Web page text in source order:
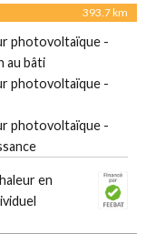
393.7 km
photovoltaïque -
au bâti
photovoltaïque -
photovoltaïque -
en